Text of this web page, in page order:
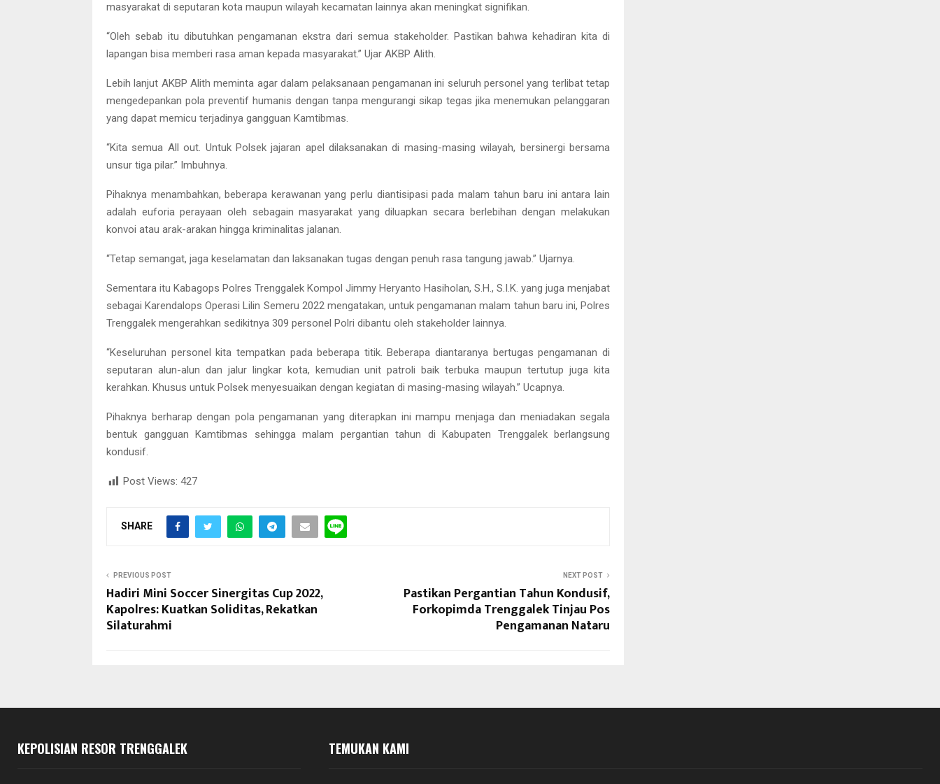
masyarakat di seputaran kota maupun wilayah kecamatan lainnya akan meningkat signifikan.
“Oleh sebab itu dibutuhkan pengamanan ekstra dari semua stakeholder. Pastikan bahwa kehadiran kita di
lapangan bisa memberi rasa aman kepada masyarakat.” Ujar AKBP Alith.
Lebih lanjut AKBP Alith meminta agar dalam pelaksanaan pengamanan ini seluruh personel yang terlibat tetap
mengedepankan pola preventif humanis dengan tanpa mengurangi sikap tegas jika menemukan pelanggaran
yang dapat memicu terjadinya gangguan Kamtibmas.
“Kita semua All out. Untuk Polsek jajaran apel dilaksanakan di masing-masing wilayah, bersinergi bersama
unsur tiga pilar.” Imbuhnya.
Pihaknya menambahkan, beberapa kerawanan yang perlu diantisipasi pada malam tahun baru ini antara lain
adalah euforia perayaan oleh sebagain masyarakat yang diluapkan secara berlebihan dengan melakukan
konvoi atau arak-arakan hingga kriminalitas jalanan.
“Tetap semangat, jaga keselamatan dan laksanakan tugas dengan penuh rasa tangung jawab.” Ujarnya.
Sementara itu Kabagops Polres Trenggalek Kompol Jimmy Heryanto Hasiholan, S.H., S.I.K. yang juga menjabat
sebagai Karendalops Operasi Lilin Semeru 2022 mengatakan, untuk pengamanan malam tahun baru ini, Polres
Trenggalek mengerahkan sedikitnya 309 personel Polri dibantu oleh stakeholder lainnya.
“Keseluruhan personel kita tempatkan pada beberapa titik. Beberapa diantaranya bertugas pengamanan di
seputaran alun-alun dan jalur lingkar kota, kemudian unit patroli baik terbuka maupun tertutup juga kita
kerahkan. Khusus untuk Polsek menyesuaikan dengan kegiatan di masing-masing wilayah.” Ucapnya.
Pihaknya berharap dengan pola pengamanan yang diterapkan ini mampu menjaga dan meniadakan segala
bentuk gangguan Kamtibmas sehingga malam pergantian tahun di Kabupaten Trenggalek berlangsung
kondusif.
Post Views: 427
SHARE
PREVIOUS POST
Hadiri Mini Soccer Sinergitas Cup 2022,
Kapolres: Kuatkan Soliditas, Rekatkan
Silaturahmi
NEXT POST
Pastikan Pergantian Tahun Kondusif,
Forkopimda Trenggalek Tinjau Pos
Pengamanan Nataru
KEPOLISIAN RESOR TRENGGALEK TEMUKAN KAMI